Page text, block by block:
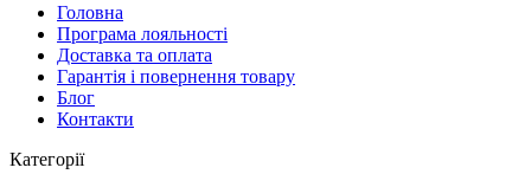
Головна
Програма лояльності
Доставка та оплата
Гарантія і повернення товару
Блог
Контакти
Категорії